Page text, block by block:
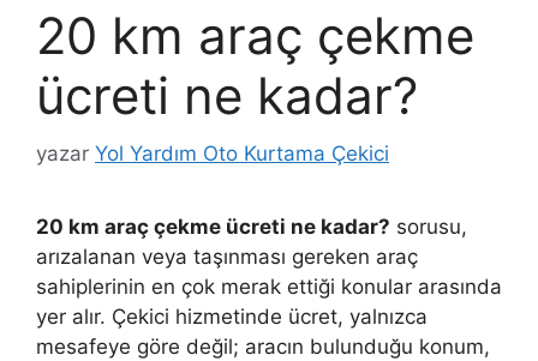
20 km araç çekme
ücreti ne kadar?
yazar Yol Yardım Oto Kurtama Çekici
20 km araç çekme ücreti ne kadar? sorusu,
arızalanan veya taşınması gereken araç
sahiplerinin en çok merak ettiği konular arasında
yer alır. Çekici hizmetinde ücret, yalnızca
mesafeye göre değil; aracın bulunduğu konum,